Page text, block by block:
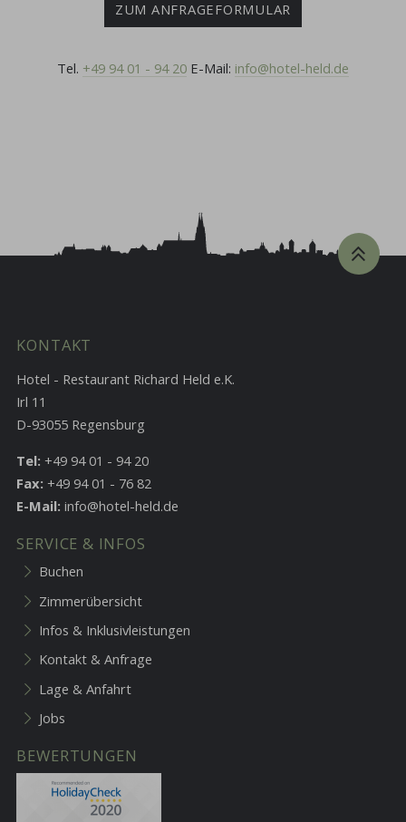
ZUM ANFRAGEFORMULAR
Tel. +49 94 01 - 94 20 E-Mail: info@hotel-held.de
KONTAKT
Hotel - Restaurant Richard Held e.K.
Irl 11
D-93055 Regensburg
Tel: +49 94 01 - 94 20
Fax: +49 94 01 - 76 82
E-Mail: info@hotel-held.de
SERVICE & INFOS
Buchen
Zimmerübersicht
Infos & Inklusivleistungen
Kontakt & Anfrage
Lage & Anfahrt
Jobs
BEWERTUNGEN